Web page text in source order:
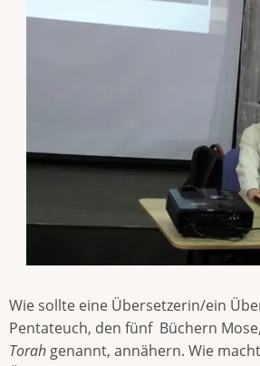
Wie sollte eine Übersetzerin/ein
Pentateuch, den fünf Büchern
Torah genannt, annähern. Wie